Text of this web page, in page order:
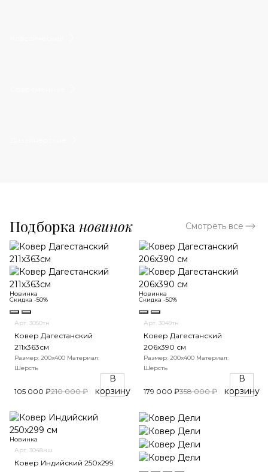
Подборка новинок Смотреть все
Новинка
Скидка -50%
Арт. 3050тн
Ковер Дагестанский
211x363см
Размер: 200х400 Материал:
Шерсть
105 000 ₽210 000 ₽
В
корзину
Новинка
Скидка -50%
Арт. 3049тн
Ковер Дагестанский
206x390 см
Размер: 200х400 Материал:
Шерсть
179 000 ₽358 000 ₽
В
корзину
Новинка
Арт. 3048нш
Ковер Индийский 250x299